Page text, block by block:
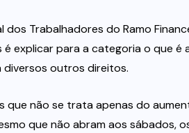
Trabalhadores do Ramo
explicar para a categoria o que é
diversos outros direitos.
que não se trata apenas do
que não abram aos sábados,